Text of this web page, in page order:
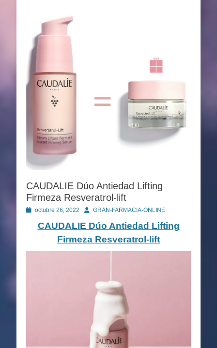
CAUDALIE Dúo Antiedad Lifting
Firmeza Resveratrol-lift
Publicado
octubre 26, 2022 AutorGRAN-FARMACIA-ONLINE
CAUDALIE Dúo Antiedad Lifting
Firmeza Resveratrol-lift